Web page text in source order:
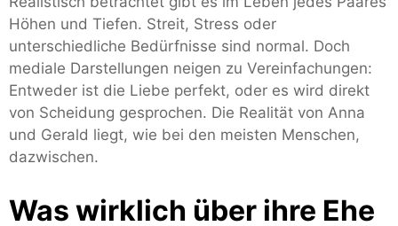
Höhen und Tiefen. Streit, Stress oder
unterschiedliche Bedürfnisse sind normal. Doch
mediale Darstellungen neigen zu Vereinfachungen:
Entweder ist die Liebe perfekt, oder es wird direkt
von Scheidung gesprochen. Die Realität von Anna
und Gerald liegt, wie bei den meisten Menschen,
dazwischen.
Was wirklich über ihre Ehe